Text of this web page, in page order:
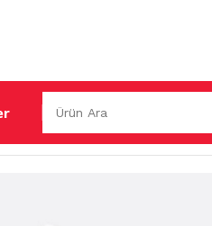
/DİSPENSERLER/